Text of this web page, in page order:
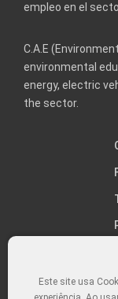
empleo en el
C.A.E
environmental
energy, electric
the sector.
Este site usa